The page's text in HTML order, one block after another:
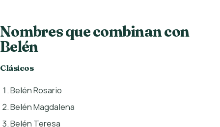
Nombres que combinan con
Belén
Clásicos
Belén Rosario
Belén Magdalena
Belén Teresa